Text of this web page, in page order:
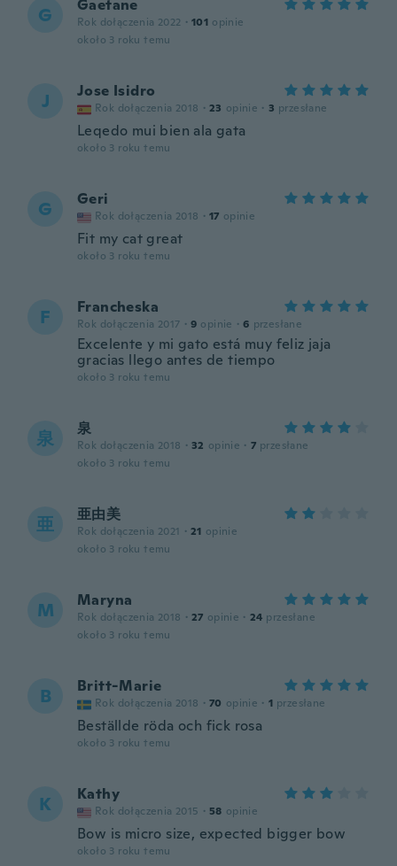
G Gaetane
Rok dołączenia 2022 · 101 opinie
około 3 roku temu
J Jose Isidro
Rok dołączenia 2018 · 23 opinie · 3 przesłane
Leqedo mui bien ala gata
około 3 roku temu
G Geri
Rok dołączenia 2018 · 17 opinie
Fit my cat great
około 3 roku temu
F Francheska
Rok dołączenia 2017 · 9 opinie · 6 przesłane
Excelente y mi gato está muy feliz jaja
gracias llego antes de tiempo
około 3 roku temu
泉 泉
Rok dołączenia 2018 · 32 opinie · 7 przesłane
około 3 roku temu
亜 亜由美
Rok dołączenia 2021 · 21 opinie
około 3 roku temu
M Maryna
Rok dołączenia 2018 · 27 opinie · 24 przesłane
około 3 roku temu
B Britt-Marie
Rok dołączenia 2018 · 70 opinie · 1 przesłane
Beställde röda och fick rosa
około 3 roku temu
K Kathy
Rok dołączenia 2015 · 58 opinie
Bow is micro size, expected bigger bow
około 3 roku temu